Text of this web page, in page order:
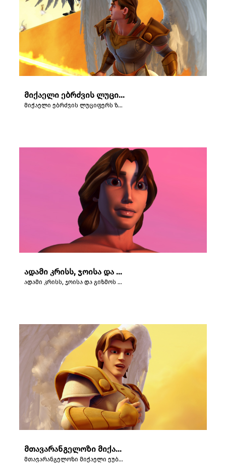
მიქაელი ებრძვის ლუციფერს ზეცაში მომხდარი აჯანყების დროს.
მიქაელი ებრძვის ლუციფერს ზეცაში მომხდარი აჯანყების დროს.
ადამი კრისს, ჯოისა და გიზმოს უჩვენებს ედემის ბაღის ოთხ მდინარეს.
ადამი კრისს, ჯოისა და გიზმოს უჩვენებს ედემის ბაღის ოთხ მდინარეს.
მთავარანგელოზი მიქაელი ეუბნება კრისს, ჯოისა და გიზმოს, რომ ისინი ზეცაში არიან.
მთავარანგელოზი მიქაელი ეუბნება კრისს, ჯოისა და გიზმოს, რომ ისინი ზეცაში არიან.